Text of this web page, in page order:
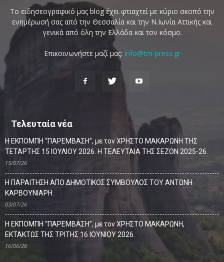
Το ειδησεογραφικό μας blog έχει φτιαχτεί με κύριο σκοπό την
ενημέρωσή σας από την Θεσσαλία και την Ν.Ιωνία Αττικής και
γενικά από όλη την Ελλάδα και τον κόσμο.
Επικοινωνήστε μαζί μας: info@tm-press.gr
Τελευταία νέα
Η ΕΚΠΟΜΠΗ “ΠΑΡΕΜΒΑΣΗ”, με τον ΧΡΗΣΤΟ ΜΑΚΑΡΩΝΗ ΤΗΣ
ΤΕΤΑΡΤΗΣ 15 ΙΟΥΛΙΟΥ 2026. Η ΤΕΛΕΥΤΑΙΑ ΤΗΣ ΣΕΖΟΝ 2025-26.
15/07/26
Η ΠΑΡΑΙΤΗΣΗ ΑΠΟ ΔΗΜΟΤΙΚΟΣ ΣΥΜΒΟΥΛΟΣ ΤΟΥ ΑΝΤΩΝΗ
ΚΑΡΒΟΥΝΙΑΡΗ.
03/07/26
Η ΕΚΠΟΜΠΗ “ΠΑΡΕΜΒΑΣΗ”, με τον ΧΡΗΣΤΟ ΜΑΚΑΡΩΝΗ,
ΕΚΤΑΚΤΩΣ ΤΗΣ ΤΡΙΤΗΣ 16 ΙΟΥΝΙΟΥ 2026.
16/06/26